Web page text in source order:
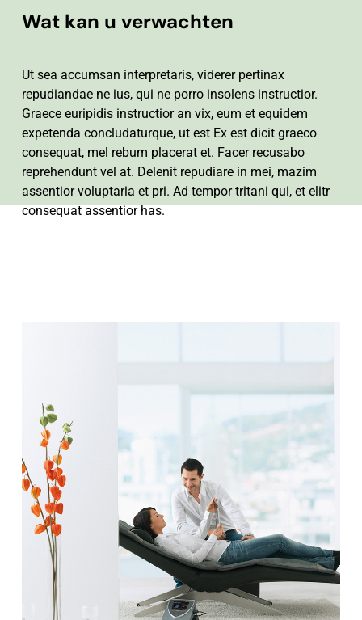
Wat kan u verwachten
Ut sea accumsan interpretaris, viderer pertinax
repudiandae ne ius, qui ne porro insolens instructior.
Graece euripidis instructior an vix, eum et equidem
expetenda concludaturque, ut est Ex est dicit graeco
consequat, mel rebum placerat et. Facer recusabo
reprehendunt vel at. Delenit repudiare in mei, mazim
assentior voluptaria et pri. Ad tempor tritani qui, et elitr
consequat assentior has.